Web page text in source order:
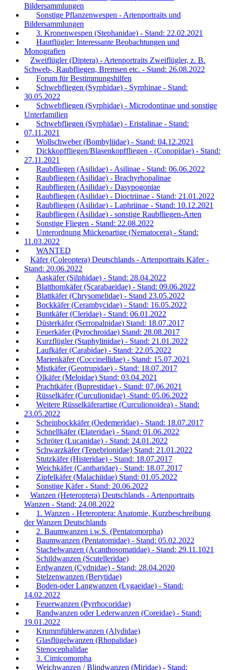
Bildersammlungen
Sonstige Pflanzenwespen - Artenportraits und
Bildersammlungen
3. Kronenwespen (Stephanidae) - Stand: 22.02.2021
Hautflügler: Interessante Beobachtungen und
Monografien
Zweiflügler (Diptera) - Artenportraits Zweiflügler, z. B.
Schweb-, Raubfliegen, Bremsen etc. - Stand: 26.08.2022
Forum für Bestimmungshilfen
Schwebfliegen (Syrphidae) - Syrphinae - Stand:
30.05.2022
Schwebfliegen (Syrphidae) - Microdontinae und sonstige
Unterfamilien
Schwebfliegen (Syrphidae) - Eristalinae - Stand:
07.11.2021
Wollschweber (Bombyliidae) - Stand: 04.12.2021
Dickkopffliegen/Blasenkopffliegen - (Conopidae) - Stand:
27.11.2021
Raubfliegen (Asilidae) - Asilinae - Stand: 06.06.2022
Raubfliegen (Asilidae) - Brachyrhopalinae
Raubfliegen (Asilidae) - Dasypogoniae
Raubfliegen (Asilidae) - Dioctriinae - Stand: 21.01.2022
Raubfliegen (Asilidae) - Laphriinae - Stand: 10.12.2021
Raubfliegen (Asilidae) - sonstige Raubfliegen-Arten
Sonstige Fliegen - Stand: 22.08.2022
Unterordnung Mückenartige (Nematocera) - Stand:
11.03.2022
WANTED
Käfer (Coleoptera) Deutschlands - Artenportraits Käfer -
Stand: 20.06.2022
Aaskäfer (Silphidae) - Stand: 28.04.2022
Blatthornkäfer (Scarabaeidae) - Stand: 09.06.2022
Blattkäfer (Chrysomelidae) - Stand 23.05.2022
Bockkäfer (Cerambycidae) - Stand: 16.05.2022
Buntkäfer (Cleridae) - Stand: 06.01.2022
Düsterkäfer (Serropalpidae) Stand: 18.07.2017
Feuerkäfer (Pyrochroidae) Stand: 28.08.2017
Kurzflügler (Staphylinidae) - Stand: 21.01.2022
Laufkäfer (Carabidae) - Stand: 22.05.2022
Marienkäfer (Coccinellidae) - Stand: 15.07.2021
Mistkäfer (Geotrupidae) - Stand: 18.07.2017
Ölkäfer (Meloidae) Stand: 03.04.2021
Prachtkäfer (Buprestidae) - Stand: 07.06.2021
Rüsselkäfer (Curculionidae) -Stand: 05.06.2022
Weitere Rüsselkäferartige (Curculionoidea) - Stand:
23.05.2022
Scheinbockkäfer (Oedemeridae) - Stand: 18.07.2017
Schnellkäfer (Elateridae) - Stand: 01.06.2022
Schröter (Lucanidae) - Stand: 24.01.2022
Schwarzkäfer (Tenebrionidae) Stand: 21.01.2022
Stutzkäfer (Histeridae) - Stand: 18.07.2017
Weichkäfer (Cantharidae) - Stand: 18.07.2017
Zipfelkäfer (Malachiidae) Stand: 01.05.2022
Sonstige Käfer - Stand: 20.06.2022
Wanzen (Heteroptera) Deutschlands - Artenportraits
Wanzen - Stand: 24.08.2022
1. Wanzen - Heteroptera: Anatomie, Kurzbeschreibung
der Wanzen Deutschlands
2. Baumwanzen i.w.S. (Pentatomorpha)
Baumwanzen (Pentatomidae) - Stand: 05.02.2022
Stachelwanzen (Acanthosomatidae) - Stand: 29.11.1021
Schildwanzen (Scutelleridae)
Erdwanzen (Cydnidae) - Stand: 28.04.2020
Stelzenwanzen (Berytidae)
Boden-oder Langwanzen (Lygaeidae) - Stand:
14.02.2022
Feuerwanzen (Pyrrhocoridae)
Randwanzen oder Lederwanzen (Coreidae) - Stand:
19.01.2022
Krummfühlerwanzen (Alydidae)
Glasflügelwanzen (Rhopalidae)
Stenocephalidae
3. Cimicomorpha
Weichwanzen / Blindwanzen (Miridae) - Stand: